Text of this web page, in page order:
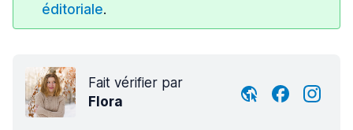
éditoriale.
Fait vérifier par
Flora